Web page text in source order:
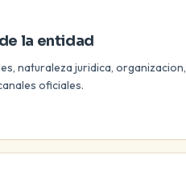
la entidad
naturaleza juridica, organizacion,
oficiales.